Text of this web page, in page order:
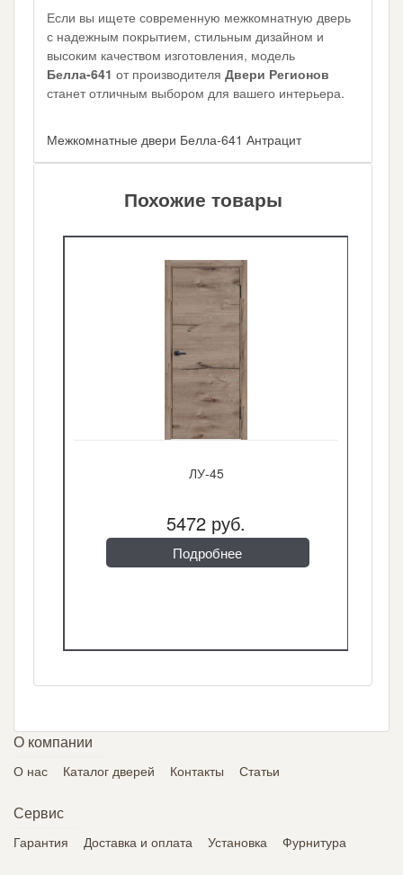
Если вы ищете современную межкомнатную дверь
с надежным покрытием, стильным дизайном и
высоким качеством изготовления, модель
Белла-641 от производителяДвери Регионов
станет отличным выбором для вашего интерьера.
Межкомнатные двери Белла-641 Антрацит
Похожие товары
ЛУ-45
5472 руб.
Подробнее
О компании
О нас Каталог дверей Контакты Статьи
Сервис
Гарантия Доставка и оплата Установка Фурнитура